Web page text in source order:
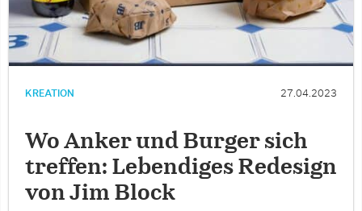
KREATION 27.04.2023
Wo Anker und Burger sich
treffen: Lebendiges Redesign
von Jim Block